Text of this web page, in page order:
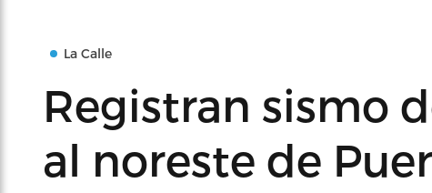
La Calle
Registran sismo
al noreste de